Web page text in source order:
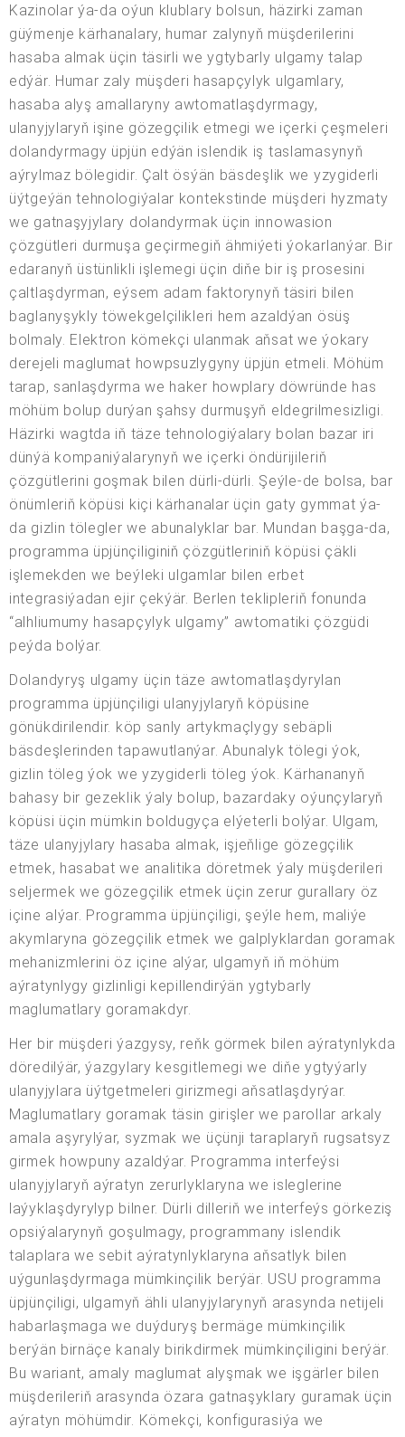
Kazinolar ýa-da oýun klublary bolsun, häzirki zaman
güýmenje kärhanalary, humar zalynyň müşderilerini
hasaba almak üçin täsirli we ygtybarly ulgamy talap
edýär. Humar zaly müşderi hasapçylyk ulgamlary,
hasaba alyş amallaryny awtomatlaşdyrmagy,
ulanyjylaryň işine gözegçilik etmegi we içerki çeşmeleri
dolandyrmagy üpjün edýän islendik iş taslamasynyň
aýrylmaz bölegidir. Çalt ösýän bäsdeşlik we yzygiderli
üýtgeýän tehnologiýalar kontekstinde müşderi hyzmaty
we gatnaşyjylary dolandyrmak üçin innowasion
çözgütleri durmuşa geçirmegiň ähmiýeti ýokarlanýar. Bir
edaranyň üstünlikli işlemegi üçin diňe bir iş prosesini
çaltlaşdyrman, eýsem adam faktorynyň täsiri bilen
baglanyşykly töwekgelçilikleri hem azaldýan ösüş
bolmaly. Elektron kömekçi ulanmak aňsat we ýokary
derejeli maglumat howpsuzlygyny üpjün etmeli. Möhüm
tarap, sanlaşdyrma we haker howplary döwründe has
möhüm bolup durýan şahsy durmuşyň eldegrilmesizligi.
Häzirki wagtda iň täze tehnologiýalary bolan bazar iri
dünýä kompaniýalarynyň we içerki öndürijileriň
çözgütlerini goşmak bilen dürli-dürli. Şeýle-de bolsa, bar
önümleriň köpüsi kiçi kärhanalar üçin gaty gymmat ýa-
da gizlin tölegler we abunalyklar bar. Mundan başga-da,
programma üpjünçiliginiň çözgütleriniň köpüsi çäkli
işlemekden we beýleki ulgamlar bilen erbet
integrasiýadan ejir çekýär. Berlen teklipleriň fonunda
“alhliumumy hasapçylyk ulgamy” awtomatiki çözgüdi
peýda bolýar.
Dolandyryş ulgamy üçin täze awtomatlaşdyrylan
programma üpjünçiligi ulanyjylaryň köpüsine
gönükdirilendir. köp sanly artykmaçlygy sebäpli
bäsdeşlerinden tapawutlanýar. Abunalyk tölegi ýok,
gizlin töleg ýok we yzygiderli töleg ýok. Kärhananyň
bahasy bir gezeklik ýaly bolup, bazardaky oýunçylaryň
köpüsi üçin mümkin boldugyça elýeterli bolýar. Ulgam,
täze ulanyjylary hasaba almak, işjeňlige gözegçilik
etmek, hasabat we analitika döretmek ýaly müşderileri
seljermek we gözegçilik etmek üçin zerur gurallary öz
içine alýar. Programma üpjünçiligi, şeýle hem, maliýe
akymlaryna gözegçilik etmek we galplyklardan goramak
mehanizmlerini öz içine alýar, ulgamyň iň möhüm
aýratynlygy gizlinligi kepillendirýän ygtybarly
maglumatlary goramakdyr.
Her bir müşderi ýazgysy, reňk görmek bilen aýratynlykda
döredilýär, ýazgylary kesgitlemegi we diňe ygtyýarly
ulanyjylara üýtgetmeleri girizmegi aňsatlaşdyrýar.
Maglumatlary goramak täsin girişler we parollar arkaly
amala aşyrylýar, syzmak we üçünji taraplaryň rugsatsyz
girmek howpuny azaldýar. Programma interfeýsi
ulanyjylaryň aýratyn zerurlyklaryna we isleglerine
laýyklaşdyrylyp bilner. Dürli dilleriň we interfeýs görkeziş
opsiýalarynyň goşulmagy, programmany islendik
talaplara we sebit aýratynlyklaryna aňsatlyk bilen
uýgunlaşdyrmaga mümkinçilik berýär. USU programma
üpjünçiligi, ulgamyň ähli ulanyjylarynyň arasynda netijeli
habarlaşmaga we duýduryş bermäge mümkinçilik
berýän birnäçe kanaly birikdirmek mümkinçiligini berýär.
Bu wariant, amaly maglumat alyşmak we işgärler bilen
müşderileriň arasynda özara gatnaşyklary guramak üçin
aýratyn möhümdir. Kömekçi, konfigurasiýa we